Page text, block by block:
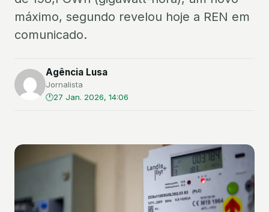
máximo, segundo revelou hoje a REN em
comunicado.
Agência Lusa
Jornalista
27 Jan. 2026, 14:06